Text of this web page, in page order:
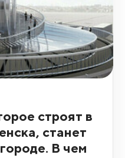
строят в
станет
В чем